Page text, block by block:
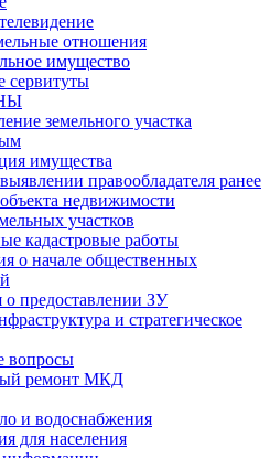
отношения
имущество
сервитуты
земельного участка
имущества
правообладателя ранее
недвижимости
участков
кадастровые работы
о начале общественных
предоставлении ЗУ
и стратегическое
ремонт МКД
и водоснабжения
для населения